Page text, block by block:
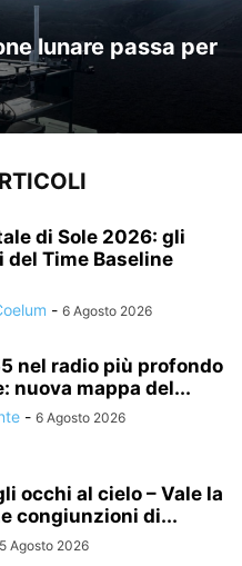
lunare passa per
di Sole 2026: gli
Time Baseline
- 6 Agosto 2026
nel radio più profondo
nuova mappa del...
- 6 Agosto 2026
occhi al cielo – Vale la
congiunzioni di...
5 Agosto 2026